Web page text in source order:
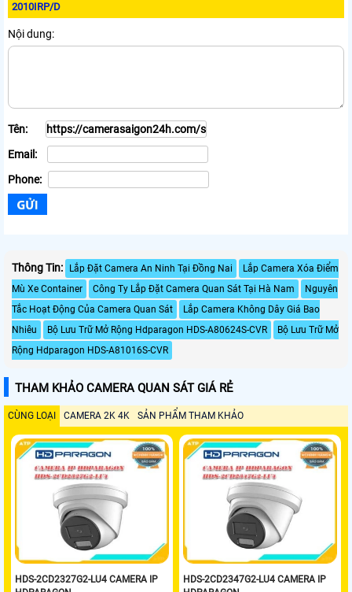
2010IRP/D
Nội dung:
Tên:
Email:
Phone:
Thông Tin: Lắp Đặt Camera An Ninh Tại Đồng Nai
Lắp Camera Xóa Điểm
Mù Xe Container
Công Ty Lắp Đặt Camera Quan Sát Tại Hà Nam
Nguyên
Tắc Hoạt Động Của Camera Quan Sát
Lắp Camera Không Dây Giá Bao
Nhiêu
Bộ Lưu Trữ Mở Rộng Hdparagon HDS-A80624S-CVR
Bộ Lưu Trữ Mở
Rộng Hdparagon HDS-A81016S-CVR
THAM KHẢO CAMERA QUAN SÁT GIÁ RẺ
CÙNG LOẠI CAMERA 2K 4K SẢN PHẨM THAM KHẢO
HDS-2CD2327G2-LU4 CAMERA IP
HDS-2CD2347G2-LU4 CAMERA IP